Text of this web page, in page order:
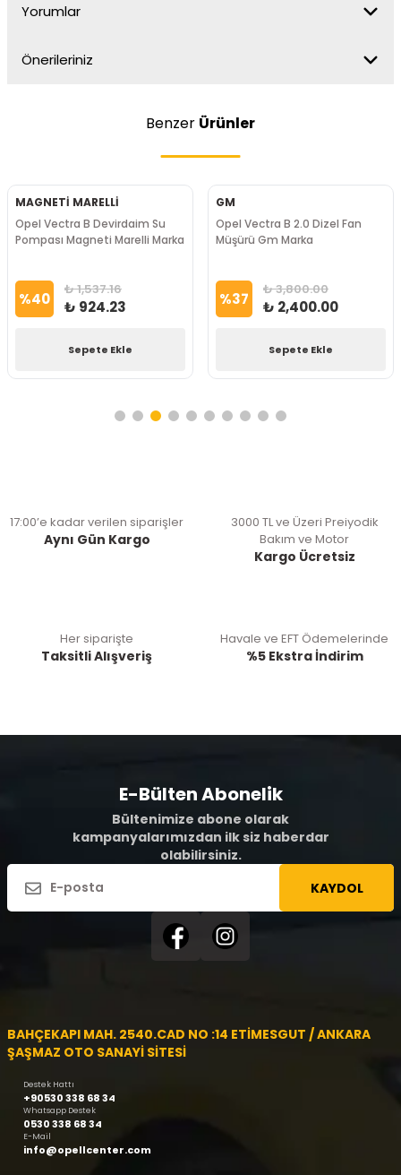
Yorumlar
Önerileriniz
Benzer Ürünler
MAGNETİ MARELLİ
Opel Vectra B Devirdaim Su
Pompası Magneti Marelli Marka
%40 ₺ 1,537.16
₺ 924.23
Sepete Ekle
GM
Opel Vectra B 2.0 Dizel Fan
Müşürü Gm Marka
%37 ₺ 3,800.00
₺ 2,400.00
Sepete Ekle
17:00’e kadar verilen siparişler
Aynı Gün Kargo
3000 TL ve Üzeri Preiyodik
Bakım ve Motor
Kargo Ücretsiz
Her siparişte
Taksitli Alışveriş
Havale ve EFT Ödemelerinde
%5 Ekstra İndirim
E-Bülten Abonelik
Bültenimize abone olarak
kampanyalarımızdan ilk siz haberdar
olabilirsiniz.
KAYDOL
BAHÇEKAPI MAH. 2540.CAD NO :14 ETİMESGUT / ANKARA
ŞAŞMAZ OTO SANAYİ SİTESİ
Destek Hattı
+90530 338 68 34
Whatsapp Destek
0530 338 68 34
E-Mail
info@opellcenter.com